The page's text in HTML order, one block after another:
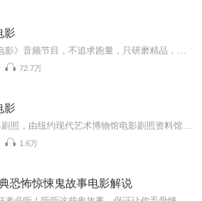
影
72.7万
影
1.6万
恐怖惊悚鬼故事电影解说